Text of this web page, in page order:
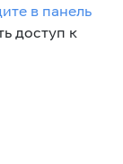
в панель
доступ к